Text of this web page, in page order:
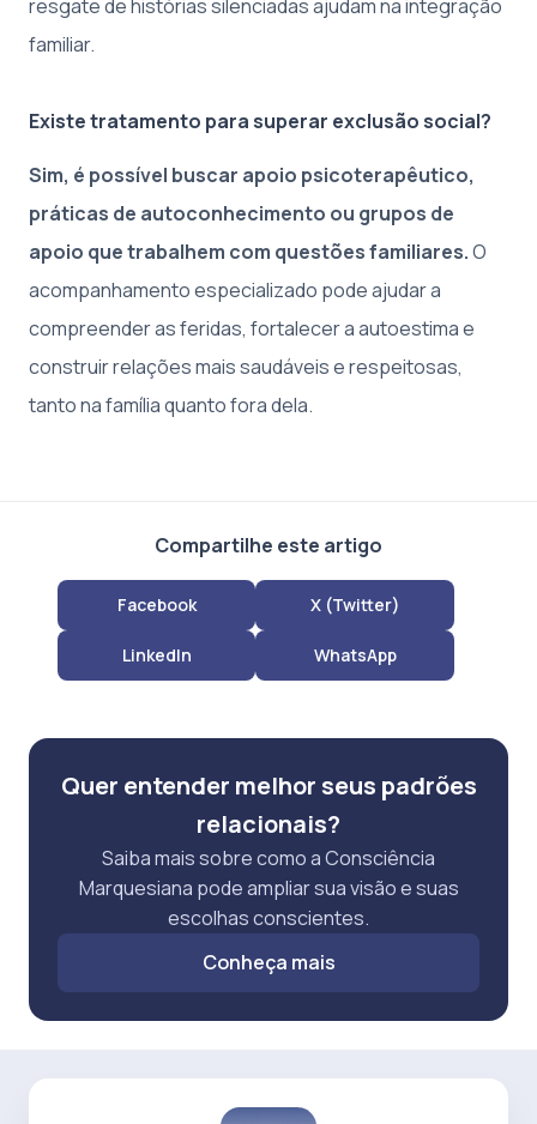
resgate de histórias silenciadas ajudam na integração
familiar.
Existe tratamento para superar exclusão social?
Sim, é possível buscar apoio psicoterapêutico,
práticas de autoconhecimento ou grupos de
apoio que trabalhem com questões familiares.O
acompanhamento especializado pode ajudar a
compreender as feridas, fortalecer a autoestima e
construir relações mais saudáveis e respeitosas,
tanto na família quanto fora dela.
Compartilhe este artigo
Facebook X (Twitter)
LinkedIn WhatsApp
Quer entender melhor seus padrões
relacionais?
Saiba mais sobre como a Consciência
Marquesiana pode ampliar sua visão e suas
escolhas conscientes.
Conheça mais